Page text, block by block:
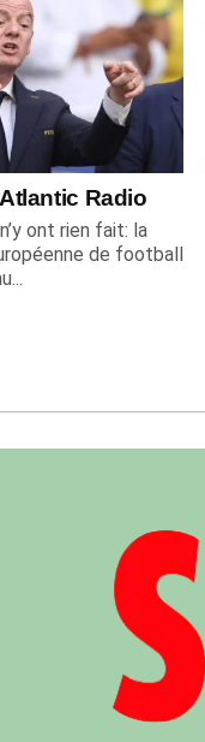
Radio
ont rien fait: la
de football